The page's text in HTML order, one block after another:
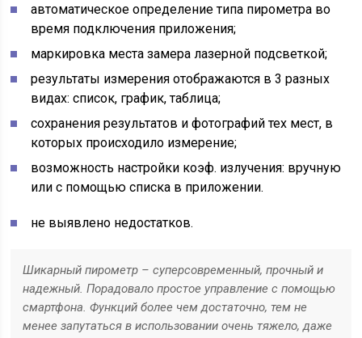
автоматическое определение типа пирометра во
время подключения приложения;
маркировка места замера лазерной подсветкой;
результаты измерения отображаются в 3 разных
видах: список, график, таблица;
сохранения результатов и фотографий тех мест, в
которых происходило измерение;
возможность настройки коэф. излучения: вручную
или с помощью списка в приложении.
не выявлено недостатков.
Шикарный пирометр – суперсовременный, прочный и
надежный. Порадовало простое управление с помощью
смартфона. Функций более чем достаточно, тем не
менее запутаться в использовании очень тяжело, даже